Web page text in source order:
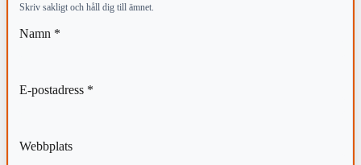
Skriv sakligt och håll dig till ämnet.
Namn *
E-postadress *
Webbplats